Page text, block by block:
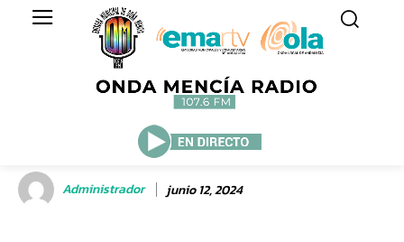
Administrador junio 12, 2024